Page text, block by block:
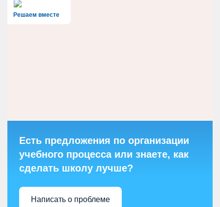
Решаем вместе
Есть предложения по организации
учебного процесса или знаете, как
сделать школу лучше?
Написать о проблеме